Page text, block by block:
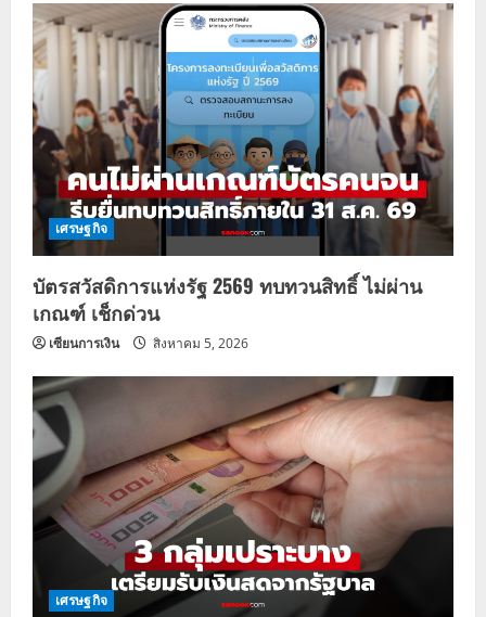
เศรษฐกิจ
บัตรสวัสดิการแห่งรัฐ 2569 ทบทวนสิทธิ์ ไม่ผ่าน
เกณฑ์ เช็กด่วน
เซียนการเงิน สิงหาคม 5, 2026
เศรษฐกิจ